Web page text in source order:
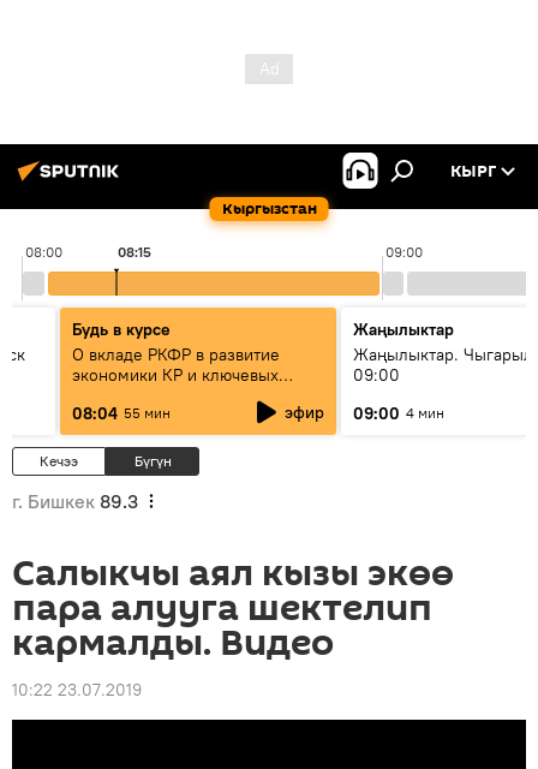
Кыргызстан
КЫРГ
08:00 09:00
08:15
Будь в курсе
О вкладе РКФР в развитие
экономики КР и ключевых
08:04 55 мин эфир
Жаңылыктар
Жаңылыктар.
09:00
09:00 4 мин
Кечээ Бүгүн
г. Бишкек 89.3
Салыкчы аял кызы экөө
пара алууга шектелип
кармалды. Видео
10:22 23.07.2019